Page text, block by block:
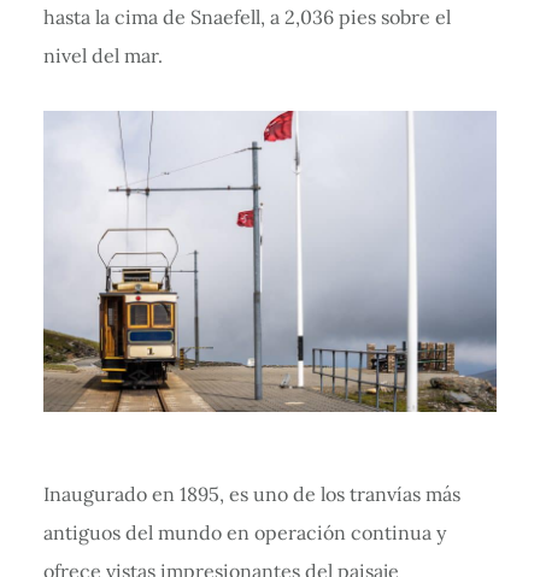
hasta la cima de Snaefell, a 2,036 pies sobre el
nivel del mar.
Inaugurado en 1895, es uno de los tranvías más
antiguos del mundo en operación continua y
ofrece vistas impresionantes del paisaje